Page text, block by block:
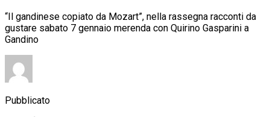
“Il gandinese copiato da Mozart”, nella rassegna racconti da
gustare sabato 7 gennaio merenda con Quirino Gasparini a
Gandino
Pubblicato